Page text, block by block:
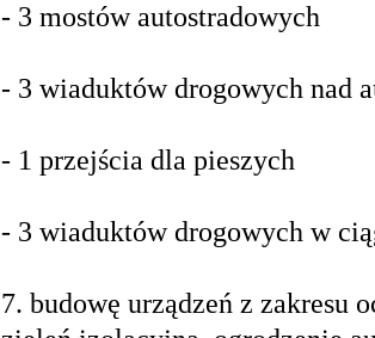
- 3 mostów autostradowych
- 3 wiaduktów drogowych nad
- 1 przejścia dla pieszych
- 3 wiaduktów drogowych w
7. budowę urządzeń z zakresu